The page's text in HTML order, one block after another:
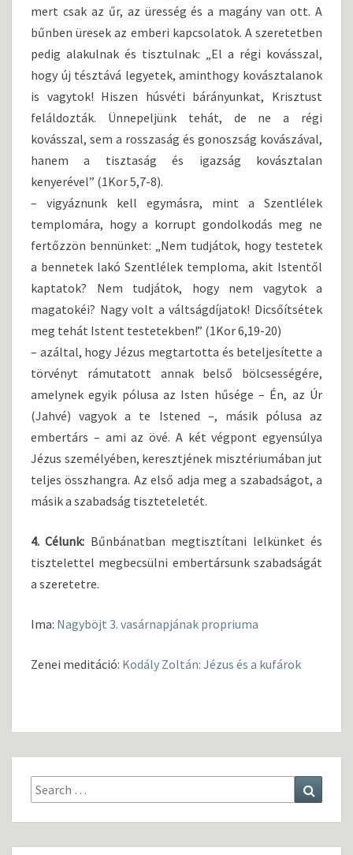
mert csak az űr, az üresség és a magány van ott. A
bűnben üresek az emberi kapcsolatok. A szeretetben
pedig alakulnak és tisztulnak: „El a régi kovásszal,
hogy új tésztává legyetek, aminthogy kovásztalanok
is vagytok! Hiszen húsvéti bárányunkat, Krisztust
feláldozták. Ünnepeljünk tehát, de ne a régi
kovásszal, sem a rosszaság és gonoszság kovászával,
hanem a tisztaság és igazság kovásztalan
kenyerével” (1Kor 5,7-8).
– vigyáznunk kell egymásra, mint a Szentlélek
templomára, hogy a korrupt gondolkodás meg ne
fertőzzön bennünket: „Nem tudjátok, hogy testetek
a bennetek lakó Szentlélek temploma, akit Istentől
kaptatok? Nem tudjátok, hogy nem vagytok a
magatokéi? Nagy volt a váltságdíjatok! Dicsőítsétek
meg tehát Istent testetekben!” (1Kor 6,19-20)
– azáltal, hogy Jézus megtartotta és beteljesítette a
törvényt rámutatott annak belső bölcsességére,
amelynek egyik pólusa az Isten hűsége – Én, az Úr
(Jahvé) vagyok a te Istened –, másik pólusa az
embertárs – ami az övé. A két végpont egyensúlya
Jézus személyében, keresztjének misztériumában jut
teljes összhangra. Az első adja meg a szabadságot, a
másik a szabadság tiszteteletét.
4. Célunk: Bűnbánatban megtisztítani lelkünket és
tisztelettel megbecsülni embertársunk szabadságát
a szeretetre.
Ima: Nagyböjt 3. vasárnapjának propriuma
Zenei meditáció: Kodály Zoltán: Jézus és a kufárok
Search
for: